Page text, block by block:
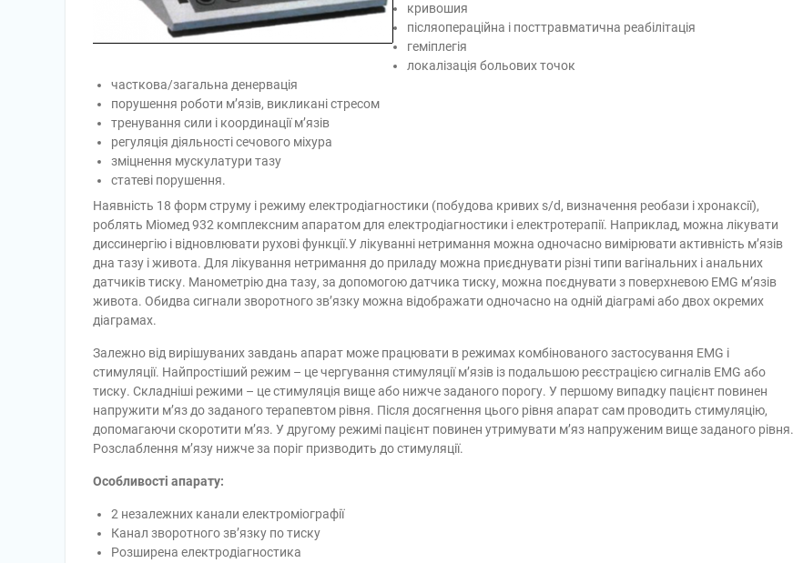
кривошия
післяопераційна і посттравматична реабілітація
геміплегія
локалізація больових точок
часткова/загальна денервація
порушення роботи м’язів, викликані стресом
тренування сили і координації м’язів
регуляція діяльності сечового міхура
зміцнення мускулатури тазу
статеві порушення.
Наявність 18 форм струму і режиму електродіагностики (побудова кривих s/d, визначення реобази і хронаксії),
роблять Міомед 932 комплексним апаратом для електродіагностики і електротерапії. Наприклад, можна лікувати
диссинергію і відновлювати рухові функції.У лікуванні нетримання можна одночасно вимірювати активність м’язів
дна тазу і живота. Для лікування нетримання до приладу можна приєднувати різні типи вагінальних і анальних
датчиків тиску. Манометрію дна тазу, за допомогою датчика тиску, можна поєднувати з поверхневою EMG м’язів
живота. Обидва сигнали зворотного зв’язку можна відображати одночасно на одній діаграмі або двох окремих
діаграмах.
Залежно від вирішуваних завдань апарат може працювати в режимах комбінованого застосування EMG і
стимуляції. Найпростіший режим – це чергування стимуляції м’язів із подальшою реєстрацією сигналів EMG або
тиску. Складніші режими – це стимуляція вище або нижче заданого порогу. У першому випадку пацієнт повинен
напружити м’яз до заданого терапевтом рівня. Після досягнення цього рівня апарат сам проводить стимуляцію,
допомагаючи скоротити м’яз. У другому режимі пацієнт повинен утримувати м’яз напруженим вище заданого рівня.
Розслаблення м’язу нижче за поріг призводить до стимуляції.
Особливості апарату:
2 незалежних канали електроміографії
Канал зворотного зв’язку по тиску
Розширена електродіагностика